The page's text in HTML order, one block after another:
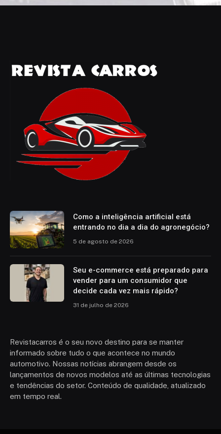
Como a inteligência artificial está
entrando no dia a dia do agronegócio?
5 de agosto de 2026
Seu e-commerce está preparado para
vender para um consumidor que
decide cada vez mais rápido?
31 de julho de 2026
Revistacarros é o seu novo destino para se manter
informado sobre tudo o que acontece no mundo
automotivo. Nossas notícias abrangem desde os
lançamentos de novos modelos até as últimas tecnologias
e tendências do setor. Conteúdo de qualidade, atualizado
em tempo real.